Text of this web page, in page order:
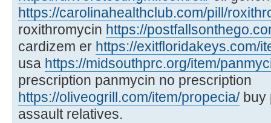
https://carolinahealthclub.com/pill/
roxithromycin https://
cardizem er https://exitfloridakeys.com/
usa https://midsouthprc.org/item/
prescription panmycin no prescription
https://oliveogrill.com/item/propecia/buy
assault relatives.